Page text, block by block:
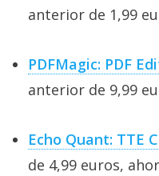
anterior de 1,99
PDFMagic: PDF
anterior de 9,99
Echo Quant: TTE
de 4,99 euros,